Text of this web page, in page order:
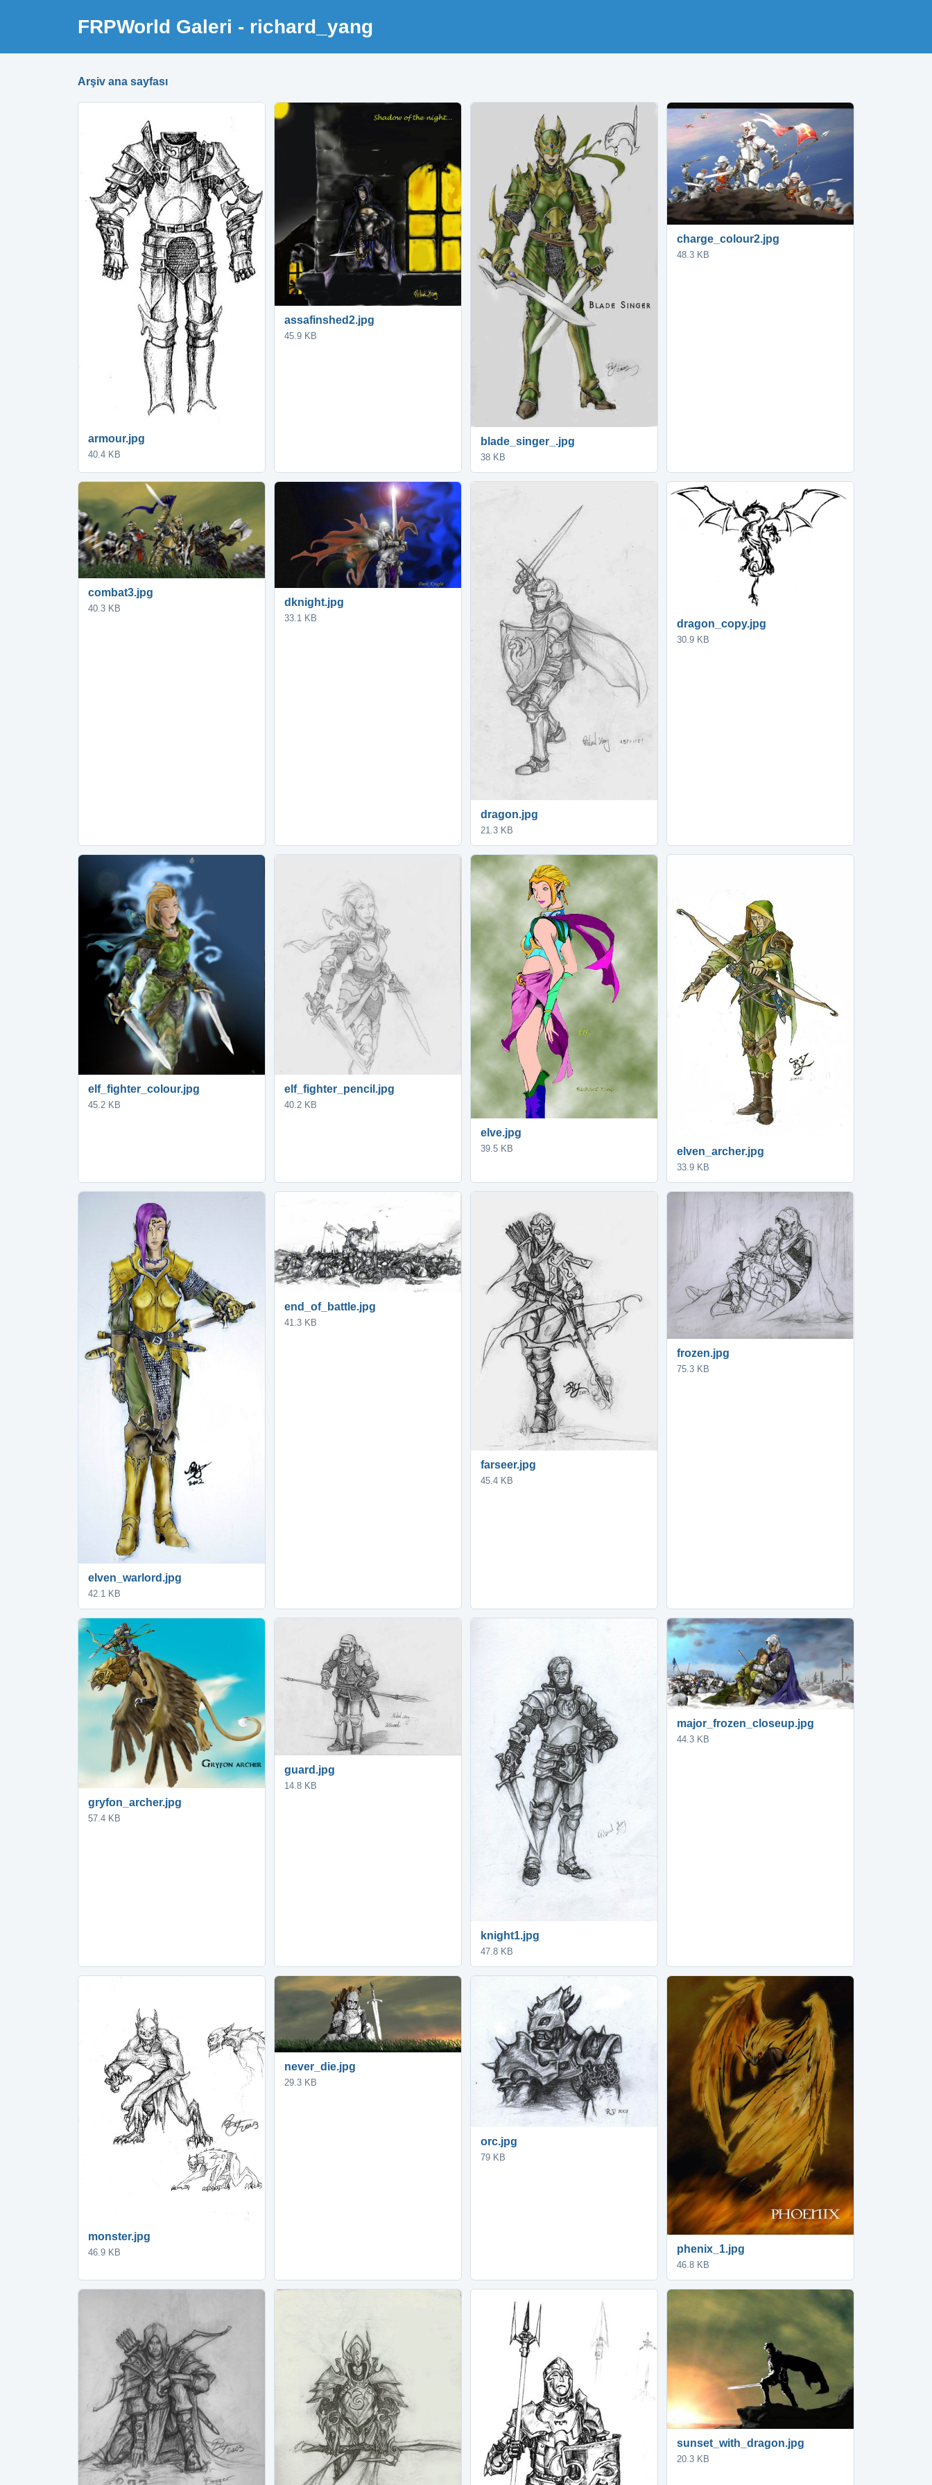
FRPWorld Galeri - richard_yang
Arşiv ana sayfası
armour.jpg
40.4 KB
assafinshed2.jpg
45.9 KB
blade_singer_.jpg
38 KB
charge_colour2.jpg
48.3 KB
combat3.jpg
40.3 KB
dknight.jpg
33.1 KB
dragon.jpg
21.3 KB
dragon_copy.jpg
30.9 KB
elf_fighter_colour.jpg
45.2 KB
elf_fighter_pencil.jpg
40.2 KB
elve.jpg
39.5 KB elven_archer.jpg
33.9 KB
elven_warlord.jpg
42.1 KB
end_of_battle.jpg
41.3 KB
farseer.jpg
45.4 KB
frozen.jpg
75.3 KB
gryfon_archer.jpg
57.4 KB
guard.jpg
14.8 KB
knight1.jpg
47.8 KB
major_frozen_closeup.jpg
44.3 KB
monster.jpg
46.9 KB
never_die.jpg
29.3 KB
orc.jpg
79 KB
phenix_1.jpg
46.8 KB
sunset_with_dragon.jpg
20.3 KB